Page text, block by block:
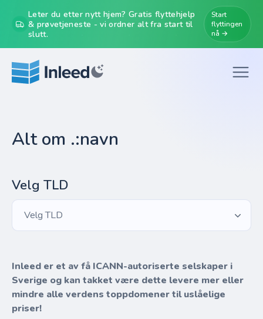
Leter du etter nytt hjem? Gratis flyttehjelp
& prøvetjeneste - vi ordner alt fra start til
slutt.
Start
flyttingen
nå →
Alt om .:navn
Velg TLD
Velg TLD
Inleed er et av få ICANN-autoriserte selskaper i
Sverige og kan takket være dette levere mer eller
mindre alle verdens toppdomener til uslåelige
priser!